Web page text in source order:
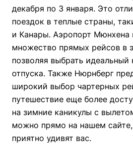
декабря по 3 января. Это
поездок в теплые страны,
и Канары. Аэропорт Мюнхена
множество прямых рейсов в
позволяя выбрать идеальный
отпуска. Также Нюрнберг
широкий выбор чартерных
путешествие еще более
на зимние каникулы с
можно прямо на нашем
приятно удивят вас.